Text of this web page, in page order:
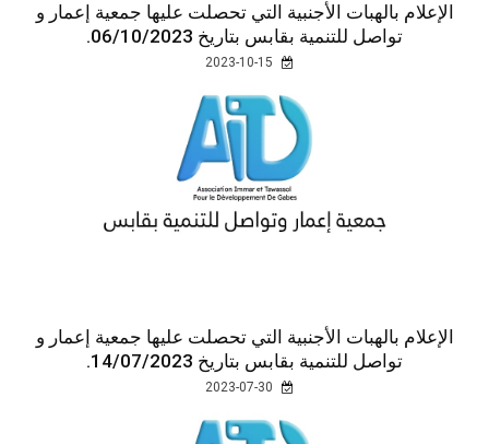
الإعلام بالهبات الأجنبية التي تحصلت عليها جمعية إعمار و
تواصل للتنمية بقابس بتاريخ 06/10/2023.
الإعلام بالهبات الأجنبية التي تحصلت عليها جمعية إعمار و
تواصل للتنمية بقابس بتاريخ 14/07/2023.